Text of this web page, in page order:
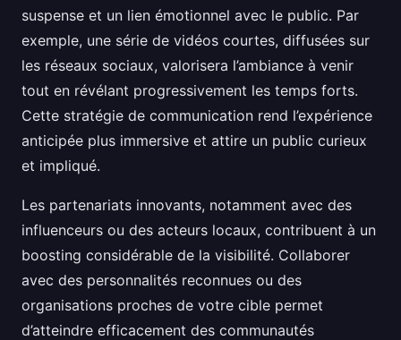
suspense et un lien émotionnel avec le public. Par
exemple, une série de vidéos courtes, diffusées sur
les réseaux sociaux, valorisera l’ambiance à venir
tout en révélant progressivement les temps forts.
Cette stratégie de communication rend l’expérience
anticipée plus immersive et attire un public curieux
et impliqué.
Les partenariats innovants, notamment avec des
influenceurs ou des acteurs locaux, contribuent à un
boosting considérable de la visibilité. Collaborer
avec des personnalités reconnues ou des
organisations proches de votre cible permet
d’atteindre efficacement des communautés